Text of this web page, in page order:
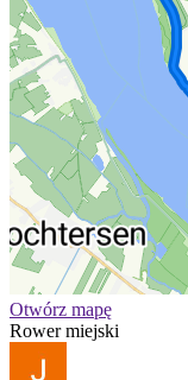
Otwórz mapę
Rower miejski